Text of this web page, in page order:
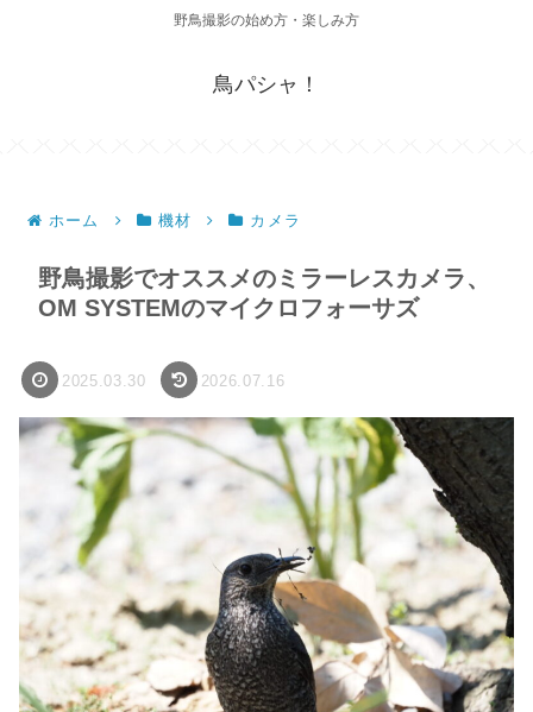
野鳥撮影の始め方・楽しみ方
鳥パシャ！
ホーム 機材 カメラ
野鳥撮影でオススメのミラーレスカメラ、
OM SYSTEMのマイクロフォーサズ
2025.03.30 2026.07.16